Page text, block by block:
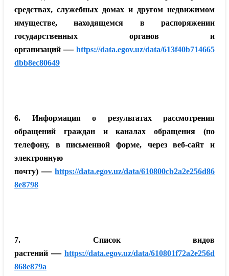
средствах, служебных домах и другом недвижимом
имуществе, находящемся в распоряжении
государственных органов и
организаций — https://data.egov.uz/data/613f40b714665
dbb8ec80649
6. Информация о результатах рассмотрения
обращений граждан и каналах обращения (по
телефону, в письменной форме, через веб-сайт и
электронную
почту) — https://data.egov.uz/data/610800cb2a2e256d86
8e8798
7. Список видов
растений — https://data.egov.uz/data/610801f72a2e256d
868e879a